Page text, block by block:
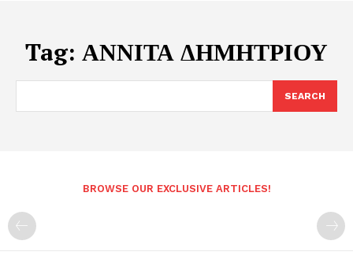
Tag: ΑΝΝΙΤΑ ΔΗΜΗΤΡΙΟΥ
SEARCH
BROWSE OUR EXCLUSIVE ARTICLES!